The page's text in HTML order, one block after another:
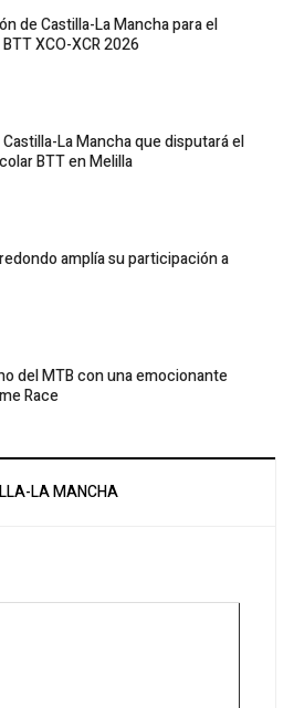
de Castilla-La Mancha para el
XCO-XCR 2026
La Mancha que disputará el
BTT en Melilla
amplía su participación a
del MTB con una emocionante
Race
LA MANCHA